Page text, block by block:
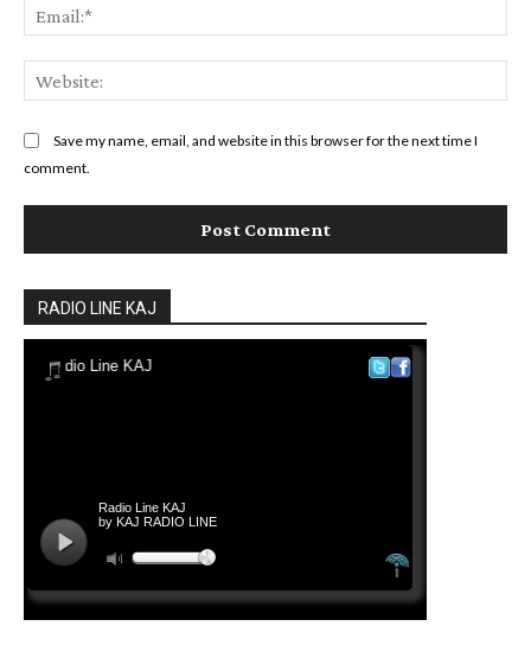
Save my name, email, and website in this browser for the next time I
comment.
RADIO LINE KAJ